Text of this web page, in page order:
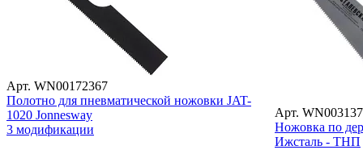
Арт. WN00172367
Полотно для пневматической ножовки JAT-
1020 Jonnesway
3 модификации
Арт.
Ножовка по
Ижсталь - ТНП